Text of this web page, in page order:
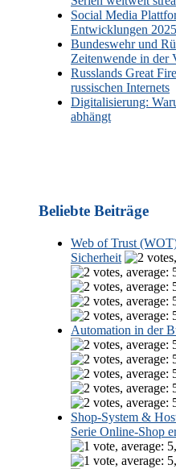
Social Media
Entwicklungen 2025
Bundeswehr und
Zeitenwende in der
Russlands Great
russischen Internets
Digitalisierung:
abhängt
Beliebte Beiträge
Web of Trust
Sicherheit
Automation in der
Shop-System &
Serie Online-Shop